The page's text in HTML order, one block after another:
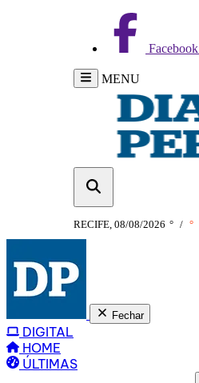
Facebook
MENU
RECIFE, 08/08/2026 ° / °
Fechar
DIGITAL
HOME
ÚLTIMAS